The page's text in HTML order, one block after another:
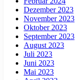
Dezember 2023
November 2023
Oktober 2023
September 2023
August 2023
Juli 2023
Juni 2023
Mai 2023